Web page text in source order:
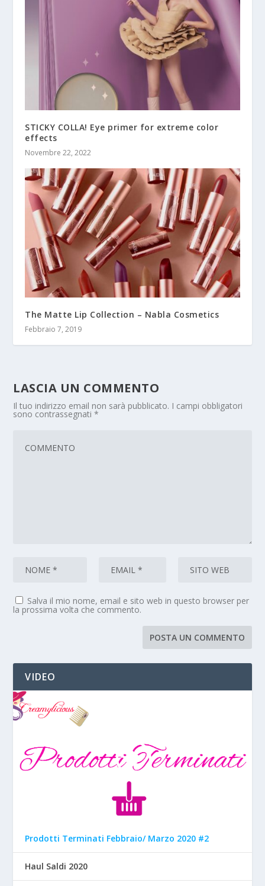
STICKY COLLA! Eye primer for extreme color
effects
Novembre 22, 2022
The Matte Lip Collection – Nabla Cosmetics
Febbraio 7, 2019
LASCIA UN COMMENTO
Il tuo indirizzo email non sarà pubblicato. I campi obbligatori
sono contrassegnati*
Salva il mio nome, email e sito web in questo browser per
la prossima volta che commento.
VIDEO
Prodotti Terminati Febbraio/ Marzo 2020 #2
Haul Saldi 2020